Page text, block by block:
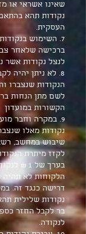
נקודות תהא
העסקית.
7. השימוש
ברכישה שלאחר
לנצל נקודות אשר
8. לא ניתן יהיה
הנקודות שנצברו
לשם מתן הנחות
הקשורות במועדון
9. במקרה וחבר
נקודות מאלו
שיבוש במחשב,
לקזז מיתרת
בערך של
הלקוחות לא תהיה
דרישה כנגד זה.
נקודות שלילית
לנקודה.